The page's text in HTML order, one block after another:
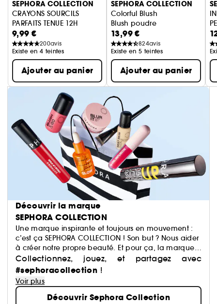
SEPHORA COLLECTION
CRAYONS SOURCILS
PARFAITS TENUE 12H
Longue Tenue
9,99 €
200avis
Existe en 4 teintes
Ajouter au panier
SEPHORA COLLECTION
Colorful Blush
Blush poudre
13,99 €
824avis
Existe en 5 teintes
Ajouter au panier
Découvrir la marque
SEPHORA COLLECTION
Une marque inspirante et toujours en mouvement :
c’est ça SEPHORA COLLECTION ! Son but ? Nous aider
à créer notre propre beauté. Et pour ça, la marque
a justement imaginé des centaines de produits : du
maquillage aux soins, du capillaire au parfum, du
bain aux compléments alimentaires,… Avec pour
mission de démocratiser une beauté performante.
Collectionnez, jouez, et partagez avec
#sephoracollection !
Voir plus
Découvrir Sephora Collection